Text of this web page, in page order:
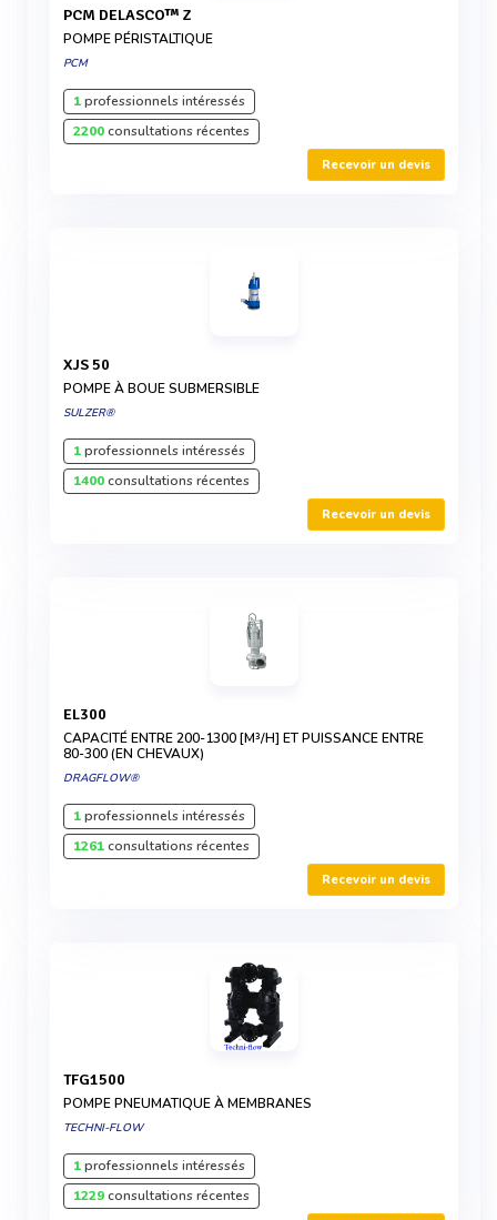
PCM DELASCO™ Z
POMPE PÉRISTALTIQUE
PCM
1professionnels intéressés
2200consultations récentes
Recevoir un devis
XJS 50
POMPE À BOUE SUBMERSIBLE
SULZER®
1professionnels intéressés
1400consultations récentes
Recevoir un devis
EL300
CAPACITÉ ENTRE 200-1300 [M³/H] ET PUISSANCE ENTRE
80-300 (EN CHEVAUX)
DRAGFLOW®
1professionnels intéressés
1261consultations récentes
Recevoir un devis
TFG1500
POMPE PNEUMATIQUE À MEMBRANES
TECHNI-FLOW
1professionnels intéressés
1229consultations récentes